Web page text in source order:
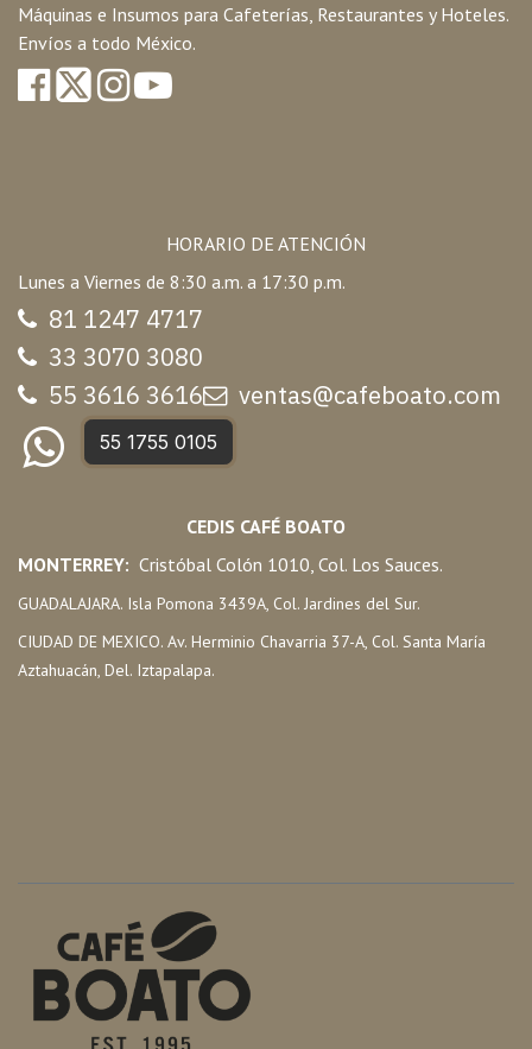
Máquinas e Insumos para Cafeterías, Restaurantes y Hoteles.
Envíos a todo México.
HORARIO DE ATENCIÓN
Lunes a Viernes de 8:30 a.m. a 17:30 p.m.
81 1247 4717
33 3070 3080
55 3616 3616
ventas@cafeboato.com
55 1755 0105
CEDIS CAFÉ BOATO
MONTERREY: Cristóbal Colón 1010, Col. Los Sauces.
GUADALAJARA. Isla Pomona 3439A, Col. Jardines del Sur.
CIUDAD DE MEXICO. Av. Herminio Chavarria 37-A, Col. Santa María
Aztahuacán, Del. Iztapalapa.